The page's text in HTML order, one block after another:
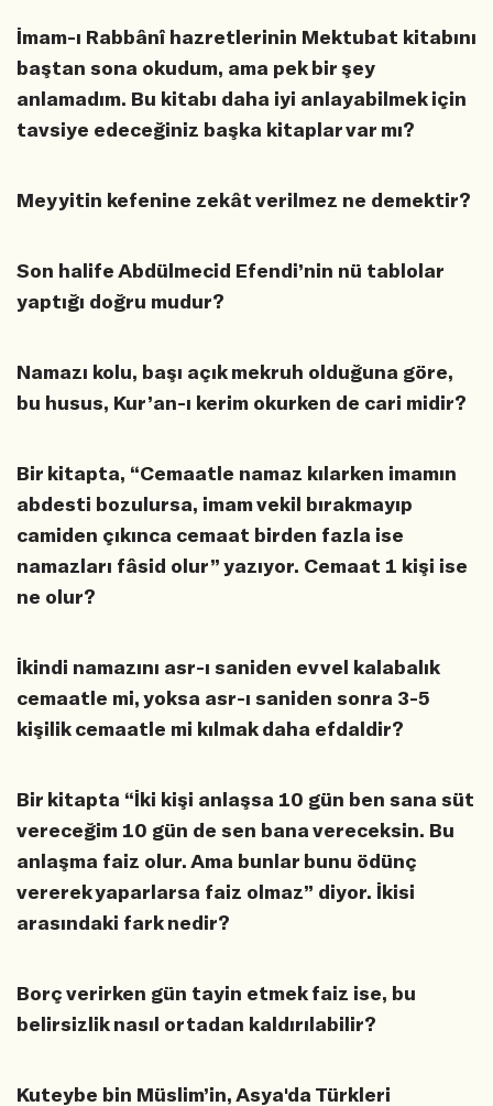
İmam-ı Rabbânî hazretlerinin Mektubat kitabını
baştan sona okudum, ama pek bir şey
anlamadım. Bu kitabı daha iyi anlayabilmek için
tavsiye edeceğiniz başka kitaplar var mı?
Meyyitin kefenine zekât verilmez ne demektir?
Son halife Abdülmecid Efendi’nin nü tablolar
yaptığı doğru mudur?
Namazı kolu, başı açık mekruh olduğuna göre,
bu husus, Kur’an-ı kerim okurken de cari midir?
Bir kitapta, “Cemaatle namaz kılarken imamın
abdesti bozulursa, imam vekil bırakmayıp
camiden çıkınca cemaat birden fazla ise
namazları fâsid olur” yazıyor. Cemaat 1 kişi ise
ne olur?
İkindi namazını asr-ı saniden evvel kalabalık
cemaatle mi, yoksa asr-ı saniden sonra 3-5
kişilik cemaatle mi kılmak daha efdaldir?
Bir kitapta “İki kişi anlaşsa 10 gün ben sana süt
vereceğim 10 gün de sen bana vereceksin. Bu
anlaşma faiz olur. Ama bunlar bunu ödünç
vererek yaparlarsa faiz olmaz” diyor. İkisi
arasındaki fark nedir?
Borç verirken gün tayin etmek faiz ise, bu
belirsizlik nasıl ortadan kaldırılabilir?
Kuteybe bin Müslim’in, Asya'da Türkleri